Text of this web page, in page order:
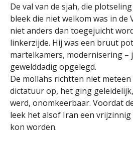
De val van de sjah, die
bleek die niet welkom was in de
niet anders dan toegejuicht
linkerzijde. Hij was een bruut
martelkamers, modernisering –
gewelddadig opgelegd.
De mollahs richtten niet
dictatuur op, het ging
werd, onomkeerbaar. Voordat
leek het alsof Iran een
kon worden.